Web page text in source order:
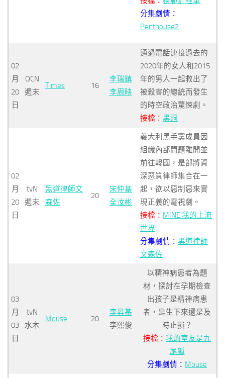
分集劇情：
Penthouse2
02
月
20
日
OCN
週末
Times 16
李瑞鎮
李周映
通過電話連接過去的
2020年的女人和2015
年的男人一起救出了
被殺害的總統而發生
的時空政治驚悚劇。
接檔： 黑洞
02
月
20
日
tvN
週末
黑道律師文
森佐
20
宋仲基
全汝彬
義大利黑手黨成員因
組織內部問題離開並
前往韓國，是部將資
深惡質律師集合在一
起，欲以惡制惡來實
現正義的電視劇。
接檔： MINE 我的上流
世界
分集劇情： 黑道律師
文森佐
03
月
03
日
tvN
水木
Mouse 20
李昇基
李熙俊
以精神病患者為題
材，探討在孕期檢查
出孩子是精神病患
者，是生下來還是及
時止損？
接檔： 我的室友是九
尾狐
分集劇情： Mouse